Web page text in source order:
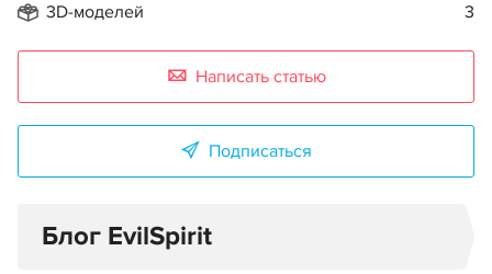
3D-моделей 3
Написать статью
Подписаться
Блог EvilSpirit